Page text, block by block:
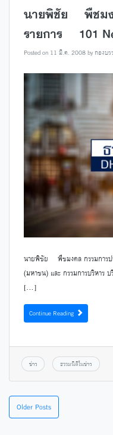
นายพิชัย พืช
รายการ 101
Posted on 11 มี.ค. 2008byกองบ
นายพิชัย พืชมงคล กรรมการปร
(มหาชน) และ กรรมการบริหาร
[…]
Continue Reading
ข่าว ธรรมนิติในข่าว
Older Posts